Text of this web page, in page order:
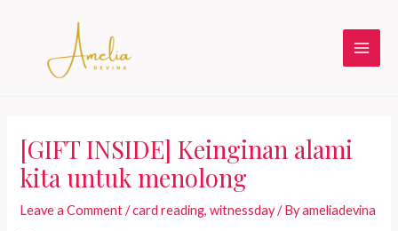
Main
[GIFT INSIDE] Keinginan alami
kita untuk menolong
Leave a Comment /card reading,witnessday/ Byameliadevina